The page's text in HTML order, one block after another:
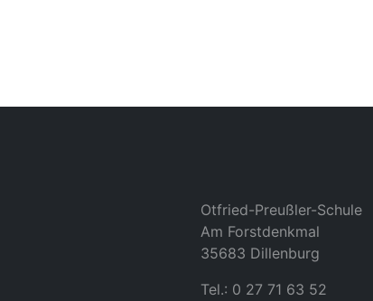
Otfried-Preußler-Schule
Am Forstdenkmal
35683 Dillenburg
Tel.: 0 27 71 63 52